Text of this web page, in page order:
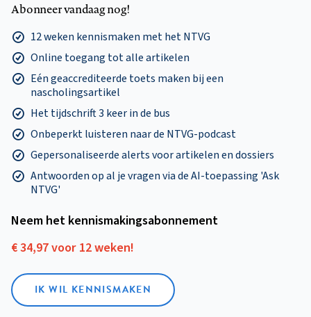
Abonneer vandaag nog!
12 weken kennismaken met het NTVG
Online toegang tot alle artikelen
Eén geaccrediteerde toets maken bij een
nascholingsartikel
Het tijdschrift 3 keer in de bus
Onbeperkt luisteren naar de NTVG-podcast
Gepersonaliseerde alerts voor artikelen en dossiers
Antwoorden op al je vragen via de AI-toepassing 'Ask
NTVG'
Neem het kennismakings­abonnement
€ 34,97 voor 12 weken!
IK WIL KENNISMAKEN